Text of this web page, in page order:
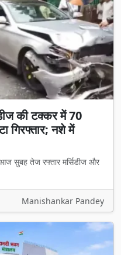
की टक्कर में 70
गिरफ्तार; नशे में
आज सुबह तेज रफ्तार मर्सिडीज और
Manishankar Pandey